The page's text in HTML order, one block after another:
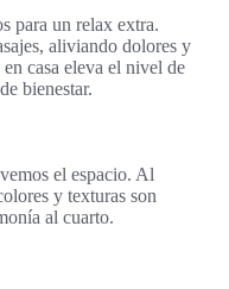
para un relax extra.
aliviando dolores y
casa eleva el nivel de
bienestar.
el espacio. Al
y texturas son
al cuarto.